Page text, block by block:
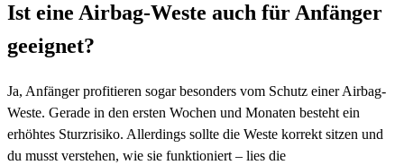
Ist eine Airbag-Weste auch für Anfänger
geeignet?
Ja, Anfänger profitieren sogar besonders vom Schutz einer Airbag-
Weste. Gerade in den ersten Wochen und Monaten besteht ein
erhöhtes Sturzrisiko. Allerdings sollte die Weste korrekt sitzen und
du musst verstehen, wie sie funktioniert – lies die